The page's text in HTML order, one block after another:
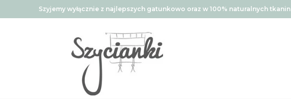
Szyjemy wyłącznie z najlepszych gatunkowo oraz w 100% naturalnych tkanin